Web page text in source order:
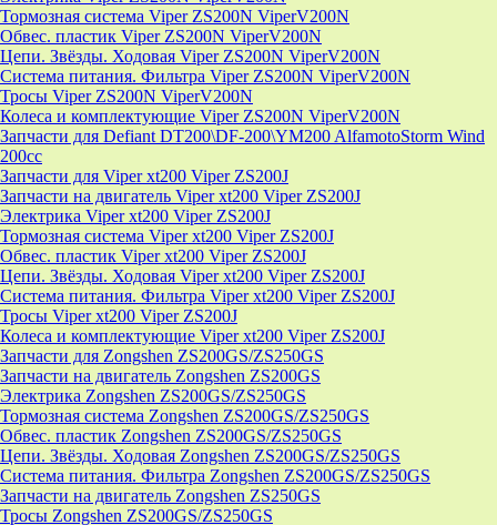
Тормозная система Viper ZS200N ViperV200N
Обвес. пластик Viper ZS200N ViperV200N
Цепи. Звёзды. Ходовая Viper ZS200N ViperV200N
Система питания. Фильтра Viper ZS200N ViperV200N
Тросы Viper ZS200N ViperV200N
Колеса и комплектующие Viper ZS200N ViperV200N
Запчасти для Defiant DT200\DF-200\YM200 AlfamotoStorm Wind
200cc
Запчасти для Viper xt200 Viper ZS200J
Запчасти на двигатель Viper xt200 Viper ZS200J
Электрика Viper xt200 Viper ZS200J
Тормозная система Viper xt200 Viper ZS200J
Обвес. пластик Viper xt200 Viper ZS200J
Цепи. Звёзды. Ходовая Viper xt200 Viper ZS200J
Система питания. Фильтра Viper xt200 Viper ZS200J
Тросы Viper xt200 Viper ZS200J
Колеса и комплектующие Viper xt200 Viper ZS200J
Запчасти для Zongshen ZS200GS/ZS250GS
Запчасти на двигатель Zongshen ZS200GS
Электрика Zongshen ZS200GS/ZS250GS
Тормозная система Zongshen ZS200GS/ZS250GS
Обвес. пластик Zongshen ZS200GS/ZS250GS
Цепи. Звёзды. Ходовая Zongshen ZS200GS/ZS250GS
Система питания. Фильтра Zongshen ZS200GS/ZS250GS
Запчасти на двигатель Zongshen ZS250GS
Тросы Zongshen ZS200GS/ZS250GS